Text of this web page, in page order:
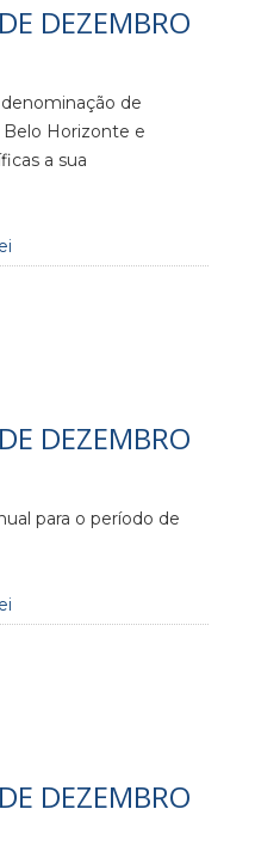
DEZEMBRO
de
Horizonte e
a sua
DEZEMBRO
para o período de
DEZEMBRO